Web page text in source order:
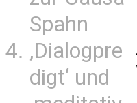
Spahn
‚Dialogpre
digt‘ und